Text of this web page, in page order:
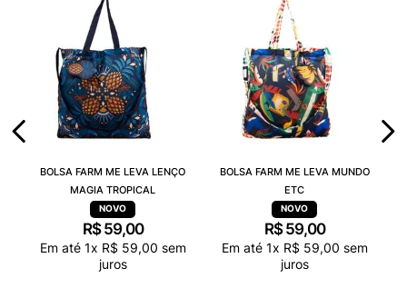
BOLSA FARM ME LEVA LENÇO
MAGIA TROPICAL
R$ 59,00
Em até 1x R$ 59,00 sem
juros
BOLSA FARM ME LEVA MUNDO
ETC
R$ 59,00
Em até 1x R$ 59,00 sem
juros